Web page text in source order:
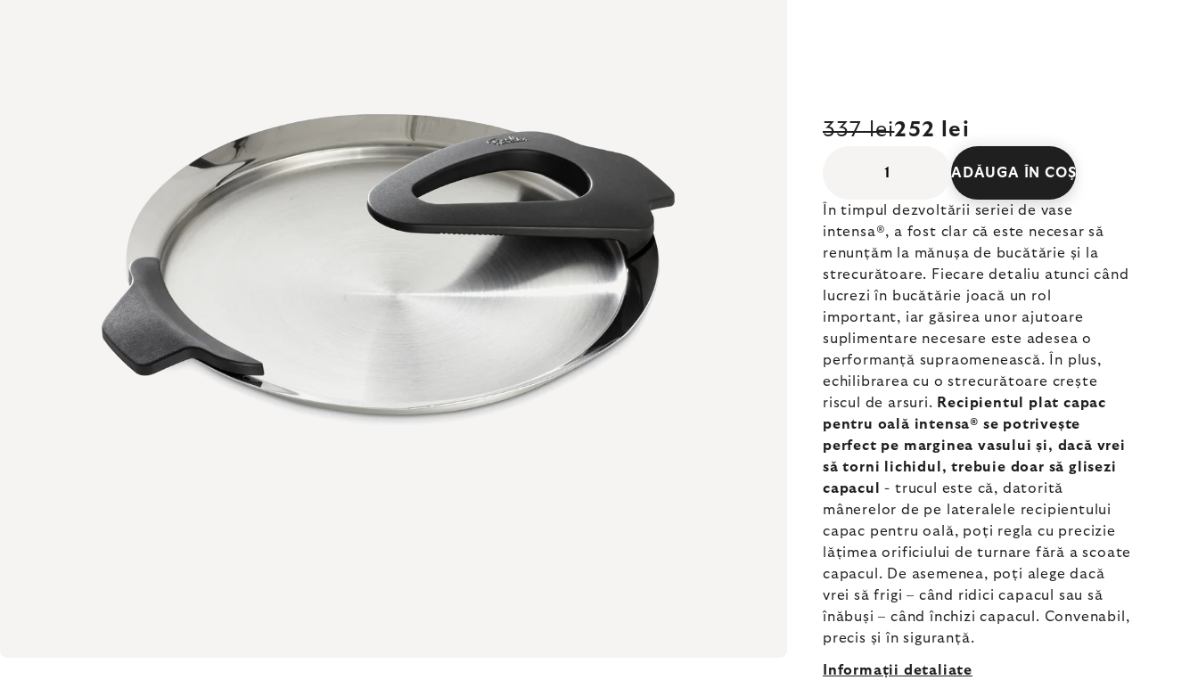
337 lei252 lei
ADĂUGA ÎN COŞ
În timpul dezvoltării seriei de vase
intensa®, a fost clar că este necesar să
renunțăm la mănușa de bucătărie și la
strecurătoare. Fiecare detaliu atunci când
lucrezi în bucătărie joacă un rol
important, iar găsirea unor ajutoare
suplimentare necesare este adesea o
performanță supraomenească. În plus,
echilibrarea cu o strecurătoare crește
riscul de arsuri. Recipientul plat capac
pentru oală intensa® se potrivește
perfect pe marginea vasului și, dacă vrei
să torni lichidul, trebuie doar să glisezi
capacul
- trucul este că, datorită
mânerelor de pe lateralele recipientului
capac pentru oală, poți regla cu precizie
lățimea orificiului de turnare fără a scoate
capacul. De asemenea, poți alege dacă
vrei să frigi – când ridici capacul sau să
înăbuși – când închizi capacul. Convenabil,
precis și în siguranță.
Informaţii detaliate